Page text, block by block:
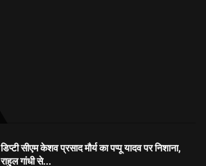
डिप्टी सीएम केशव प्रसाद मौर्य का पप्पू यादव पर निशाना,
राहुल गांधी से...